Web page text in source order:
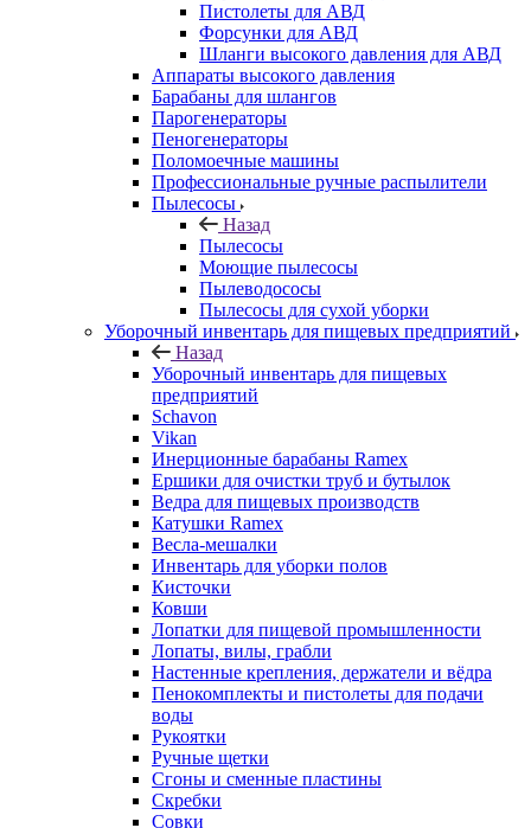
Пистолеты для АВД
Форсунки для АВД
Шланги высокого давления для АВД
Аппараты высокого давления
Барабаны для шлангов
Парогенераторы
Пеногенераторы
Поломоечные машины
Профессиональные ручные распылители
Пылесосы
Назад
Пылесосы
Моющие пылесосы
Пылеводососы
Пылесосы для сухой уборки
Уборочный инвентарь для пищевых предприятий
Назад
Уборочный инвентарь для пищевых
предприятий
Schavon
Vikan
Инерционные барабаны Ramex
Ершики для очистки труб и бутылок
Ведра для пищевых производств
Катушки Ramex
Весла-мешалки
Инвентарь для уборки полов
Кисточки
Ковши
Лопатки для пищевой промышленности
Лопаты, вилы, грабли
Настенные крепления, держатели и вёдра
Пенокомплекты и пистолеты для подачи
воды
Рукоятки
Ручные щетки
Сгоны и сменные пластины
Скребки
Совки